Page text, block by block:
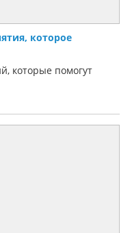
которое
которые помогут